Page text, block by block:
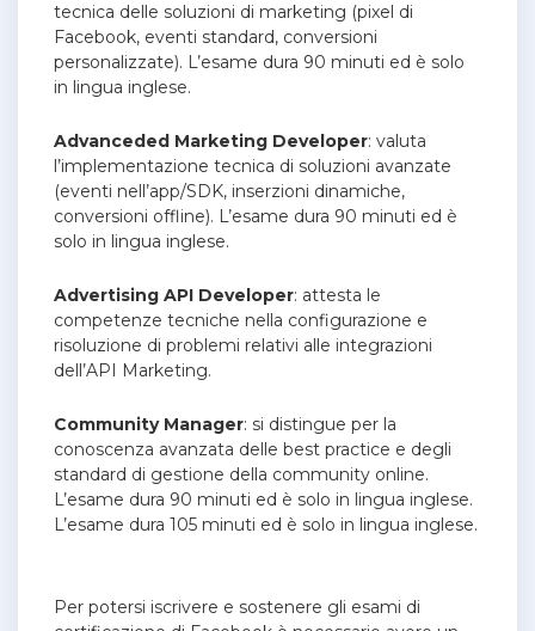
tecnica delle soluzioni di marketing (pixel di
Facebook, eventi standard, conversioni
personalizzate). L’esame dura 90 minuti ed è solo
in lingua inglese.
Advanceded Marketing Developer: valuta
l’implementazione tecnica di soluzioni avanzate
(eventi nell’app/SDK, inserzioni dinamiche,
conversioni offline). L’esame dura 90 minuti ed è
solo in lingua inglese.
Advertising API Developer: attesta le
competenze tecniche nella configurazione e
risoluzione di problemi relativi alle integrazioni
dell’API Marketing.
Community Manager: si distingue per la
conoscenza avanzata delle best practice e degli
standard di gestione della community online.
L’esame dura 90 minuti ed è solo in lingua inglese.
L’esame dura 105 minuti ed è solo in lingua inglese.
Per potersi iscrivere e sostenere gli esami di